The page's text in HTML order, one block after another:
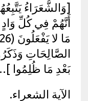
الصَّالِحَاتِ
بَعْدِ مَا ظُلِمُوا
الآية الشعراء.